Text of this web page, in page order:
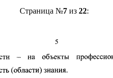
Страница №7из 22: